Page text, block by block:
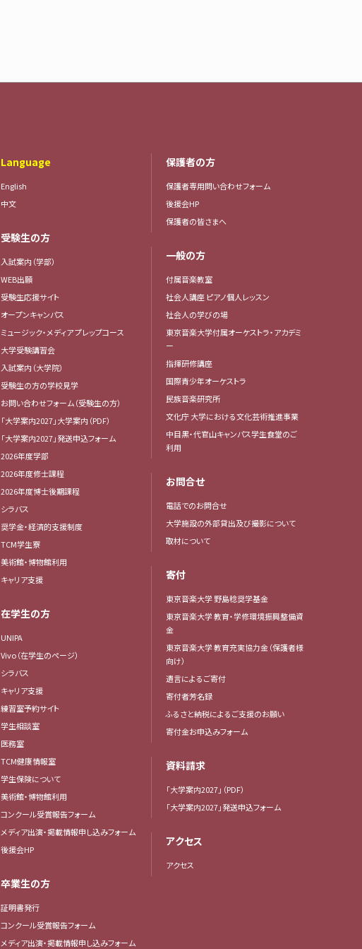
Language
English
中文
受験生の方
入試案内（学部）
WEB出願
受験生応援サイト
オープンキャンパス
ミュージック・メディア プレップコース
大学受験講習会
入試案内（大学院）
受験生の方の学校見学
お問い合わせフォーム（受験生の方）
「大学案内2027」大学案内（PDF）
「大学案内2027」発送申込フォーム
2026年度学部
2026年度修士課程
2026年度博士後期課程
シラバス
奨学金・経済的支援制度
TCM学生寮
美術館・博物館利用
キャリア支援
在学生の方
UNIPA
Vivo（在学生のページ）
シラバス
キャリア支援
練習室予約サイト
学生相談室
医務室
TCM健康情報室
学生保険について
美術館・博物館利用
コンクール受賞報告フォーム
メディア出演・掲載情報申し込みフォーム
後援会HP
卒業生の方
証明書発行
コンクール受賞報告フォーム
メディア出演・掲載情報申し込みフォーム
保護者の方
保護者専用問い合わせフォーム
後援会HP
保護者の皆さまへ
一般の方
付属音楽教室
社会人講座 ピアノ個人レッスン
社会人の学びの場
東京音楽大学付属オーケストラ・アカデミ
ー
指揮研修講座
国際青少年オーケストラ
民族音楽研究所
文化庁 大学における文化芸術推進事業
中目黒・代官山キャンパス学生食堂のご
利用
お問合せ
電話でのお問合せ
大学施設の外部貸出及び撮影について
取材について
寄付
東京音楽大学 野島稔奨学基金
東京音楽大学 教育・学修環境振興整備資
金
東京音楽大学 教育充実協力金（保護者様
向け）
遺言によるご寄付
寄付者芳名録
ふるさと納税によるご支援のお願い
寄付金お申込みフォーム
資料請求
「大学案内2027」（PDF）
「大学案内2027」発送申込フォーム
アクセス
アクセス